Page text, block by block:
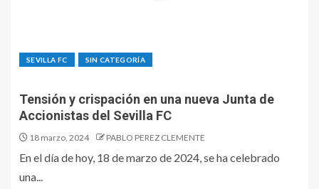
SEVILLA FC SIN CATEGORÍA
Tensión y crispación en una nueva Junta de
Accionistas del Sevilla FC
18 marzo, 2024 PABLO PEREZ CLEMENTE
En el día de hoy, 18 de marzo de 2024, se ha celebrado
una...